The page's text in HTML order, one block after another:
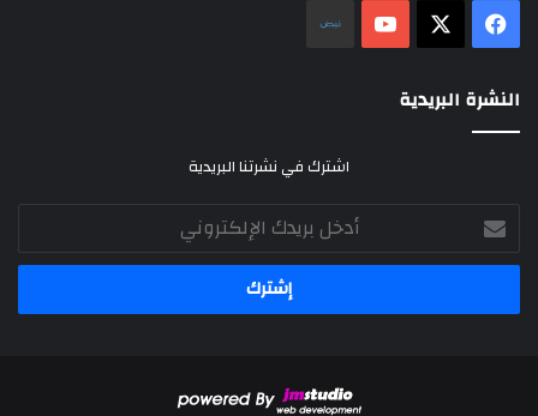
فيسبوك ‫YouTube
النشرة البريدية
اشترك في نشرتنا البريدية
أدخل
بريدك
الإلكتروني